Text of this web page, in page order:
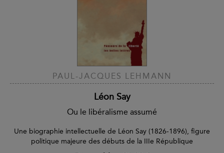
PAUL-JACQUES LEHMANN
Léon Say
Ou le libéralisme assumé
Une biographie intellectuelle de Léon Say (1826-1896), figure
politique majeure des débuts de la IIIe République